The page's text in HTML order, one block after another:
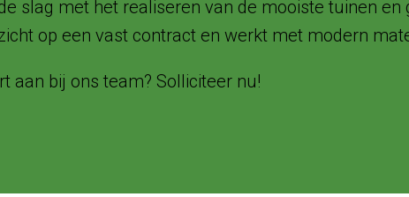
slag met het realiseren van de mooiste tuinen
op een vast contract en werkt met modern
aan bij ons team? Solliciteer nu!